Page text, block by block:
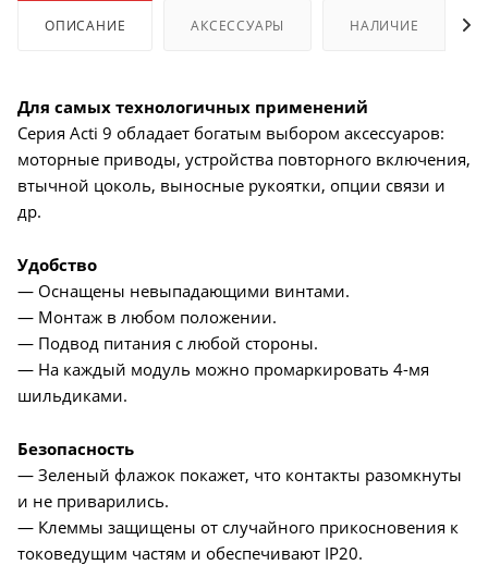
ОПИСАНИЕ АКСЕССУАРЫ НАЛИЧИЕ
Для самых технологичных применений
Серия Acti 9 обладает богатым выбором аксессуаров:
моторные приводы, устройства повторного включения,
втычной цоколь, выносные рукоятки, опции связи и
др.
Удобство
— Оснащены невыпадающими винтами.
— Монтаж в любом положении.
— Подвод питания с любой стороны.
— На каждый модуль можно промаркировать 4-мя
шильдиками.
Безопасность
— Зеленый флажок покажет, что контакты разомкнуты
и не приварились.
— Клеммы защищены от случайного прикосновения к
токоведущим частям и обеспечивают IP20.